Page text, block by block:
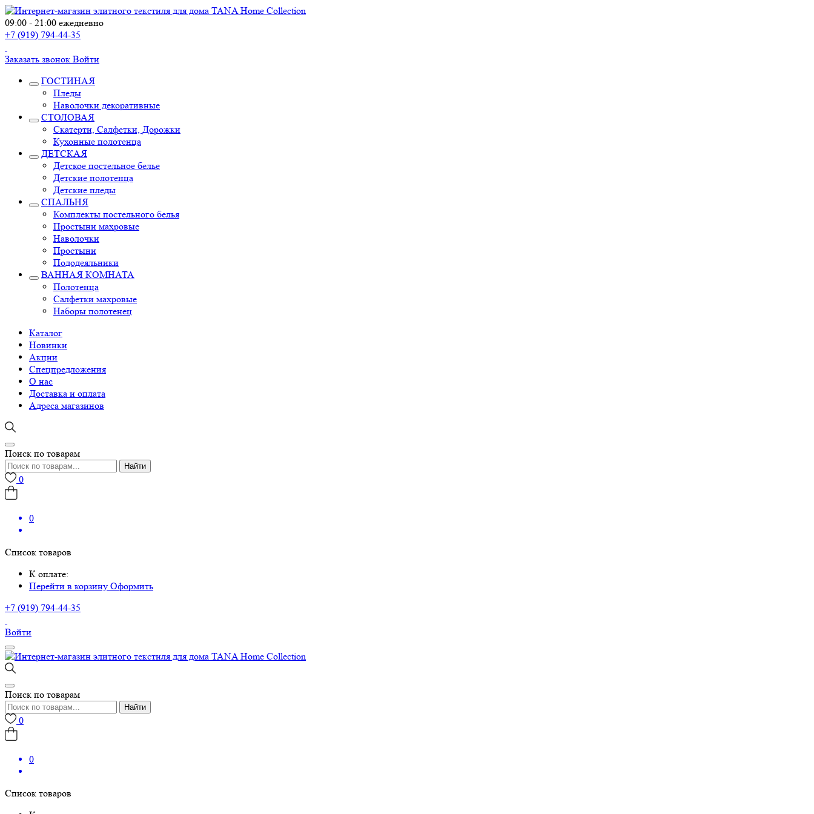
09:00 - 21:00 ежедневно
+7 (919) 794-44-35
Заказать звонок Войти
ГОСТИНАЯ
Пледы
Наволочки декоративные
СТОЛОВАЯ
Скатерти, Салфетки, Дорожки
Кухонные полотенца
ДЕТСКАЯ
Детское постельное белье
Детские полотенца
Детские пледы
СПАЛЬНЯ
Комплекты постельного белья
Простыни махровые
Наволочки
Простыни
Пододеяльники
ВАННАЯ КОМНАТА
Полотенца
Салфетки махровые
Наборы полотенец
Каталог
Новинки
Акции
Спецпредложения
О нас
Доставка и оплата
Адреса магазинов
Поиск по товарам
Найти
0
0
Список товаров
К оплате:
Перейти в корзину Оформить
+7 (919) 794-44-35
Войти
Поиск по товарам
Найти
0
0
Список товаров